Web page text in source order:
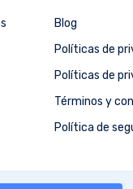
Blog
Políticas de
Políticas de
Términos y
Política de